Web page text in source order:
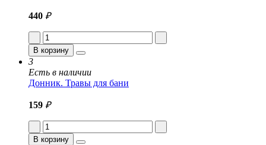
440 ₽
В корзину
3
Есть в наличии
Донник. Травы для бани
159 ₽
В корзину